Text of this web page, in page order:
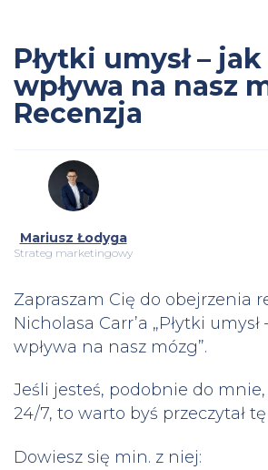
Płytki umysł –
wpływa na nasz
Recenzja
Mariusz Łodyga
Strateg marketingowy
Zapraszam Cię do obejrzenia
Nicholasa Carr’a „Płytki
wpływa na nasz mózg”.
Jeśli jesteś, podobnie do
24/7, to warto byś przeczytał
Dowiesz się min. z niej: